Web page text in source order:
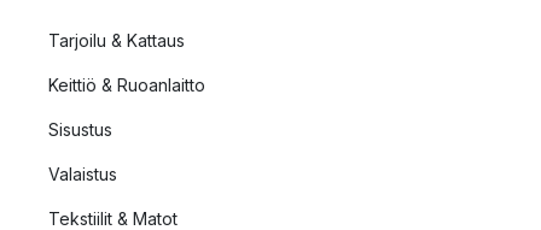
Tarjoilu & Kattaus
Keittiö & Ruoanlaitto
Sisustus
Valaistus
Tekstiilit & Matot